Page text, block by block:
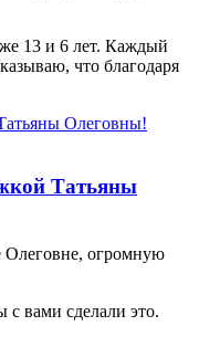
13 и 6 лет. Каждый
что благодаря
Татьяны
Олеговне, огромную
вами сделали это.